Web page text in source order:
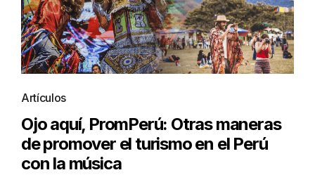
Artículos
Ojo aquí, PromPerú: Otras maneras
de promover el turismo en el Perú
con la música